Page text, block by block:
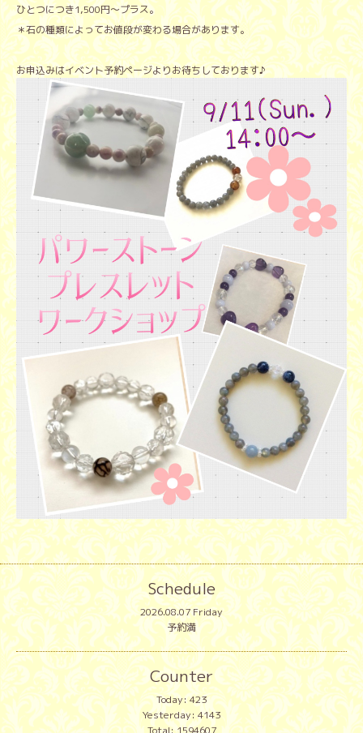
ひとつにつき1,500円〜プラス。
＊石の種類によってお値段が変わる場合があります。
お申込みはイベント予約ページよりお待ちしております♪
Schedule
2026.08.07 Friday
予約満
Counter
Today:423
Yesterday: 4143
Total:1594607